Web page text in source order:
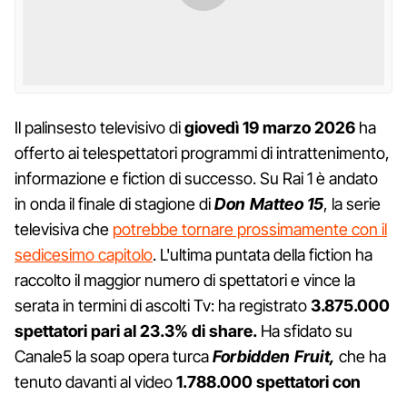
Il palinsesto televisivo digiovedì 19 marzo 2026 ha
offerto ai telespettatori programmi di intrattenimento,
informazione e fiction di successo. Su Rai 1 è andato
in onda il finale di stagione diDon Matteo 15, la serie
televisiva che potrebbe tornare prossimamente con il
sedicesimo capitolo. L'ultima puntata della fiction ha
raccolto il maggior numero di spettatori e vince la
serata in termini di ascolti Tv: ha registrato3.875.000
spettatori pari al 23.3% di share. Ha sfidato su
Canale5 la soap opera turcaForbidden Fruit,che ha
tenuto davanti al video1.788.000 spettatori con